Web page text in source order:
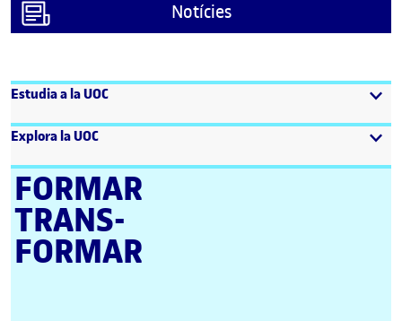
Notícies
Estudia a la UOC
Explora la UOC
FORMAR
TRANS­
FORMAR